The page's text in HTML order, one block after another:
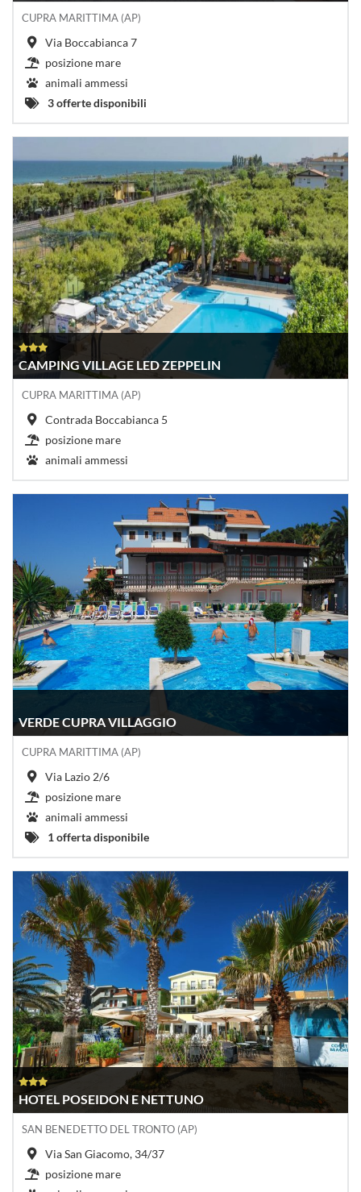
CUPRA MARITTIMA (AP)
Via Boccabianca 7
posizione mare
animali ammessi
3 offerte disponibili
CAMPING VILLAGE LED ZEPPELIN
CUPRA MARITTIMA (AP)
Contrada Boccabianca 5
posizione mare
animali ammessi
VERDE CUPRA VILLAGGIO
CUPRA MARITTIMA (AP)
Via Lazio 2/6
posizione mare
animali ammessi
1 offerta disponibile
HOTEL POSEIDON E NETTUNO
SAN BENEDETTO DEL TRONTO (AP)
Via San Giacomo, 34/37
posizione mare